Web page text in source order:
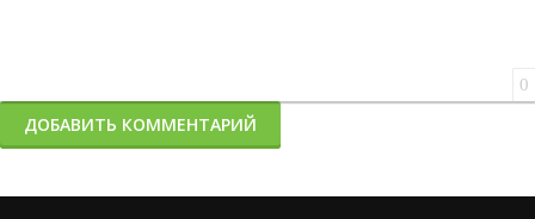
0
ДОБАВИТЬ КОММЕНТАРИЙ